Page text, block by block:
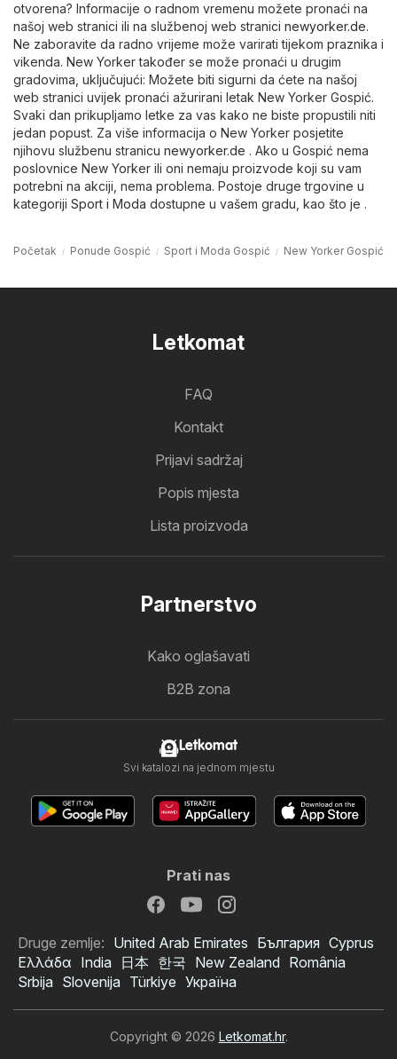
otvorena? Informacije o radnom vremenu možete pronaći na
našoj web stranici ili na službenoj web stranici newyorker.de.
Ne zaboravite da radno vrijeme može varirati tijekom praznika i
vikenda. New Yorker također se može pronaći u drugim
gradovima, uključujući: Možete biti sigurni da ćete na našoj
web stranici uvijek pronaći ažurirani letak New Yorker Gospić.
Svaki dan prikupljamo letke za vas kako ne biste propustili niti
jedan popust. Za više informacija o New Yorker posjetite
njihovu službenu stranicu newyorker.de . Ako u Gospić nema
poslovnice New Yorker ili oni nemaju proizvode koji su vam
potrebni na akciji, nema problema. Postoje druge trgovine u
kategoriji Sport i Moda dostupne u vašem gradu, kao što je .
Početak Ponude Gospić Sport i Moda Gospić New Yorker Gospić
Letkomat
FAQ
Kontakt
Prijavi sadržaj
Popis mjesta
Lista proizvoda
Partnerstvo
Kako oglašavati
B2B zona
Letkomat
Svi katalozi na jednom mjestu
Prati nas
Druge zemlje: United Arab Emirates България Cyprus
Ελλάδα India 日本 한국 New Zealand România
Srbija Slovenija Türkiye Україна
Copyright © 2026 Letkomat.hr.